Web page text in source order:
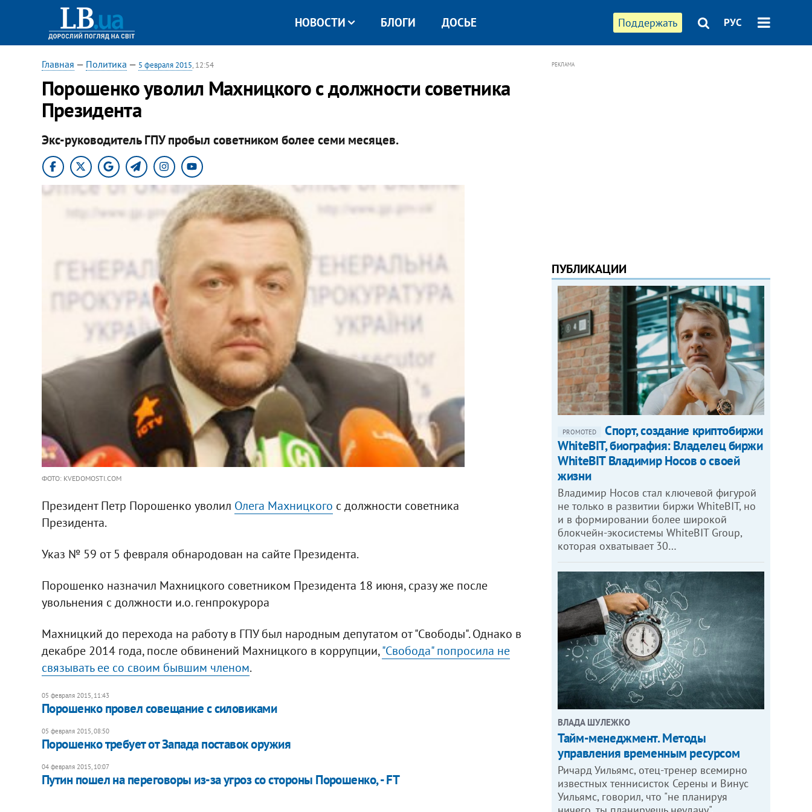
Поддержать РУС
НОВОСТИ БЛОГИ ДОСЬЕ
Главная — Политика — 5 февраля 2015, 12:54
Порошенко уволил Махницкого с должности советника
Президента
Экс-руководитель ГПУ пробыл советником более семи месяцев.
ФОТО: KVEDOMOSTI.COM
Президент Петр Порошенко уволил Олега Махницкого с должности советника
Президента.
Указ № 59 от 5 февраля обнародован на сайте Президента.
Порошенко назначил Махницкого советником Президента 18 июня, сразу же после
увольнения с должности и.о. генпрокурора
Махницкий до перехода на работу в ГПУ был народным депутатом от "Свободы". Однако в
декабре 2014 года, после обвинений Махницкого в коррупции,"Свобода" попросила не
связывать ее со своим бывшим членом.
05 февраля 2015, 11:43
Порошенко провел совещание с силовиками
05 февраля 2015, 08:50
Порошенко требует от Запада поставок оружия
04 февраля 2015, 10:07
Путин пошел на переговоры из-за угроз со стороны Порошенко, - FT
РЕКЛАМА
ПУБЛИКАЦИИ
PROMOTED
Спорт, создание криптобиржи
WhiteBIT, биография: Владелец биржи
WhiteBIT Владимир Носов о своей
жизни
Владимир Носов стал ключевой фигурой
не только в развитии биржи WhiteBIT, но
и в формировании более широкой
блокчейн-экосистемы WhiteBIT Group,
которая охватывает 30…
ВЛАДА ШУЛЕЖКО
Тайм-менеджмент. Методы
управления временным ресурсом
Ричард Уильямс, отец-тренер всемирно
известных теннисисток Серены и Винус
Уильямс, говорил, что "не планируя